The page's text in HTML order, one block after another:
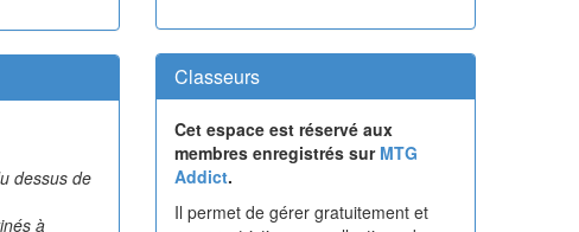
dessus de
à
Classeurs
Cet espace est réservé aux
membres enregistrés sur MTG
Addict.
Il permet de gérer gratuitement et